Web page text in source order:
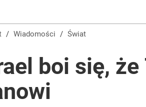
i profil stacji? „Nie ma gwarancji
„Największa hańba” kontra
/ Wiadomości / Świat
boi się,